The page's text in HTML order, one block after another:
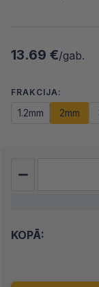
13.69 €/gab.
FRAKCIJA:
1.2mm 2mm
KOPĀ: